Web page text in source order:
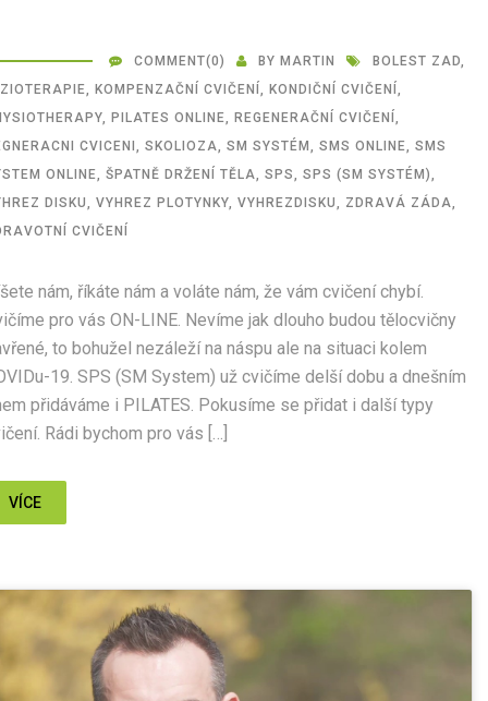
COMMENT(0) BY MARTIN BOLEST ZAD
KOMPENZAČNÍ CVIČENÍ KONDIČNÍ CVIČENÍ
PILATES ONLINE REGENERAČNÍ CVIČENÍ
CVICENI
SKOLIOZA SM SYSTÉM SMS ONLINE
SMS
ONLINE
ŠPATNĚ DRŽENÍ TĚLA SPS SPS (SM SYSTÉM)
DISKU
VYHREZ PLOTYNKY VYHREZDISKU ZDRAVÁ ZÁDA
CVIČENÍ
nám, říkáte nám a voláte nám, že vám cvičení chybí.
pro vás ON-LINE. Nevíme jak dlouho budou tělocvičny
to bohužel nezáleží na náspu ale na situaci kolem
19. SPS (SM System) už cvičíme delší dobu a dnešním
přidáváme i PILATES. Pokusíme se přidat i další typy
Rádi bychom pro vás […]
VÍCE